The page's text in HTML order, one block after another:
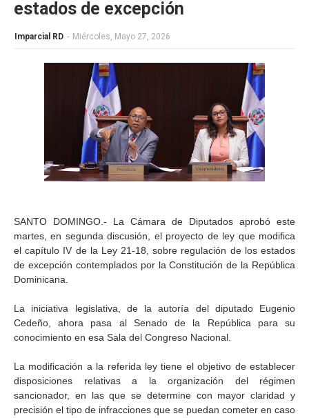
estados de excepción
Imparcial RD - Miércoles, Mayo 27, 2026
SANTO DOMINGO.- La Cámara de Diputados aprobó este
martes, en segunda discusión, el proyecto de ley que modifica
el capítulo IV de la Ley 21-18, sobre regulación de los estados
de excepción contemplados por la Constitución de la República
Dominicana.
La iniciativa legislativa, de la autoría del diputado Eugenio
Cedeño, ahora pasa al Senado de la República para su
conocimiento en esa Sala del Congreso Nacional.
La modificación a la referida ley tiene el objetivo de establecer
disposiciones relativas a la organización del régimen
sancionador, en las que se determine con mayor claridad y
precisión el tipo de infracciones que se puedan cometer en caso